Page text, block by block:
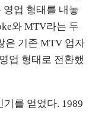
영업 형태를 내놓
와 MTV라는 두
은 기존 MTV 업자
업 형태로 전환했
를 얻었다. 1989